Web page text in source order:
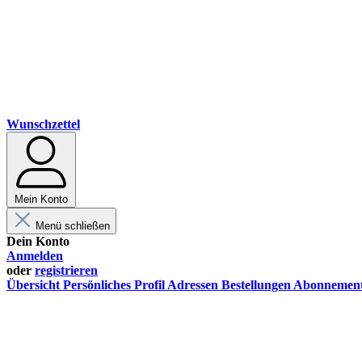
Wunschzettel
Mein Konto
Menü schließen
Dein Konto
Anmelden
oder registrieren
Übersicht Persönliches Profil Adressen Bestellungen